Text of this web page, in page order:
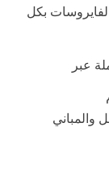
بكل
عبر
والمباني